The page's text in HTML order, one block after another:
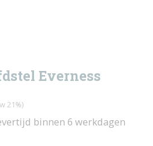
Everness
21%)
binnen 6 werkdagen